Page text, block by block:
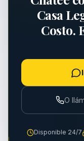
Casa
Costo.
O
Disponible 24/7